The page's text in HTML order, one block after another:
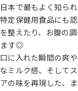
日本で最もよく知ら
特定保健用食品にも
を整えたり、お腹の
ます◎
口に入れた瞬間の爽
なミルク感、そして
アの味を再現した、